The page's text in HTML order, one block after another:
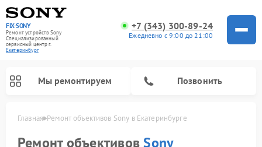
FIX-SONY
Ремонт устройств Sony
Специализированный
cервисный центр г.
Екатеринбург
+7 (343) 300-89-24
Ежедневно с 9:00 до 21:00
Мы ремонтируем Позвонить
Главная Ремонт объективов Sony в Екатеринбурге
Ремонт объективовSony